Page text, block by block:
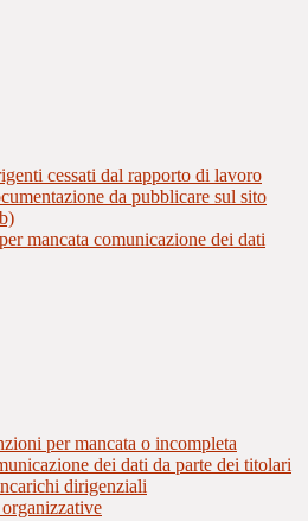
cessati dal rapporto di lavoro
da pubblicare sul sito
mancata comunicazione dei dati
per mancata o incompleta
dei dati da parte dei titolari
dirigenziali